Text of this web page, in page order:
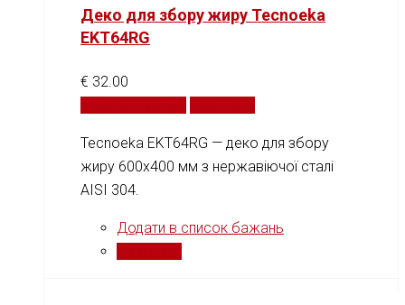
Деко для збору жиру Tecnoeka
EKT64RG
€ 32.00
Tecnoeka EKT64RG — деко для збору
жиру 600x400 мм з нержавіючої сталі
AISI 304.
Додати в список бажань